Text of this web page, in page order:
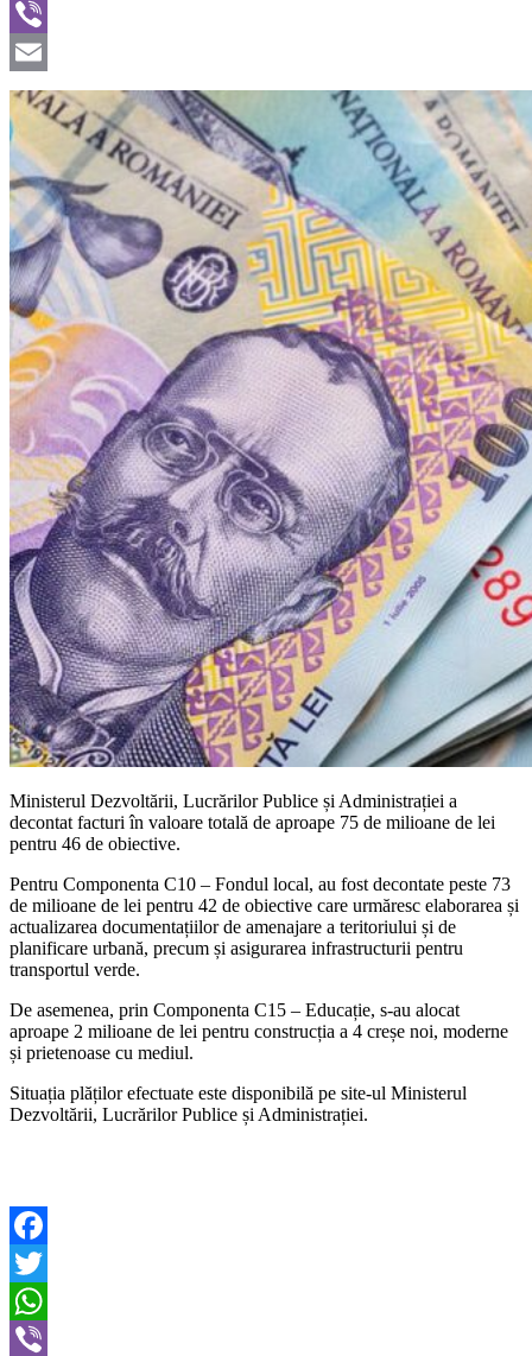
WhatsApp
Viber
Email
Ministerul Dezvoltării, Lucrărilor Publice și Administrației a
decontat facturi în valoare totală de aproape 75 de milioane de lei
pentru 46 de obiective.
Pentru Componenta C10 – Fondul local, au fost decontate peste 73
de milioane de lei pentru 42 de obiective care urmăresc elaborarea și
actualizarea documentațiilor de amenajare a teritoriului și de
planificare urbană, precum și asigurarea infrastructurii pentru
transportul verde.
De asemenea, prin Componenta C15 – Educație, s-au alocat
aproape 2 milioane de lei pentru construcția a 4 creșe noi, moderne
și prietenoase cu mediul.
Situația plăților efectuate este disponibilă pe site-ul Ministerul
Dezvoltării, Lucrărilor Publice și Administrației.
Facebook
Twitter
WhatsApp